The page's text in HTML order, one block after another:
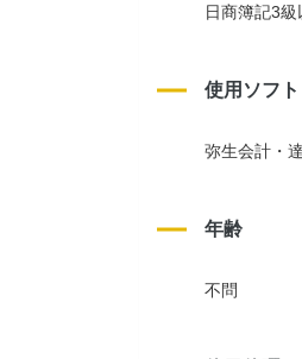
日商簿記3級
使用ソフト
弥生会計・
年齢
不問